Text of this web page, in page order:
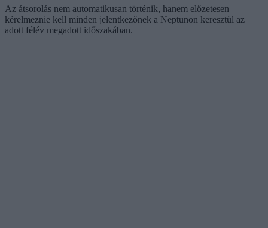
Az átsorolás nem automatikusan történik, hanem előzetesen
kérelmeznie kell minden jelentkezőnek a Neptunon keresztül az
adott félév megadott időszakában.